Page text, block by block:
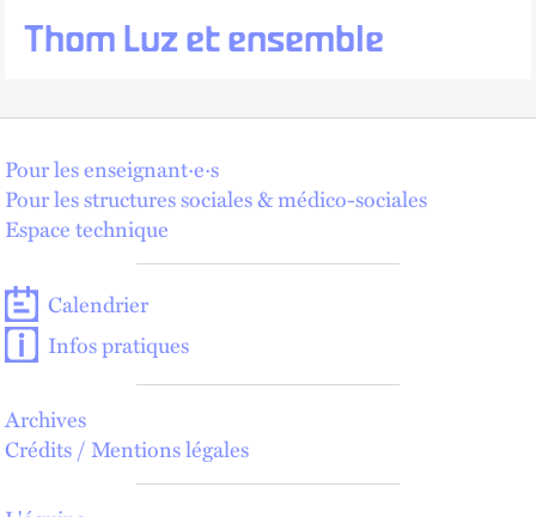
Thom Luz et ensemble
Pour les enseignant·e·s
Pour les structures sociales & médico-sociales
Espace technique
Calendrier
Infos pratiques
Archives
Crédits / Mentions légales